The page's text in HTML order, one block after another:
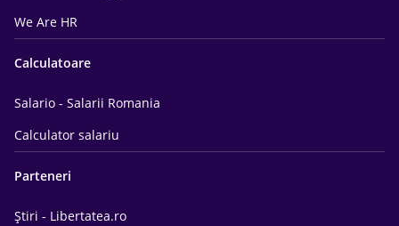
We Are HR
Calculatoare
Salario - Salarii Romania
Calculator salariu
Parteneri
Știri - Libertatea.ro